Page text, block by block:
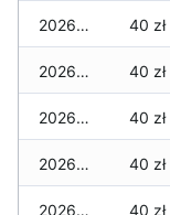
2026-07-04 40 zł
2026-07-03 40 zł
2026-07-02 40 zł
2026-07-01 40 zł
2026-06-30 40 zł